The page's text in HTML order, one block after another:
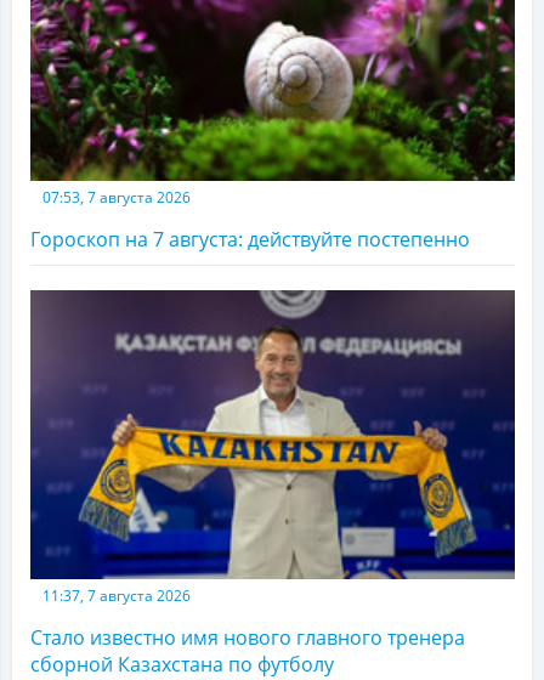
07:53, 7 августа 2026
Гороскоп на 7 августа: действуйте постепенно
11:37, 7 августа 2026
Стало известно имя нового главного тренера
сборной Казахстана по футболу